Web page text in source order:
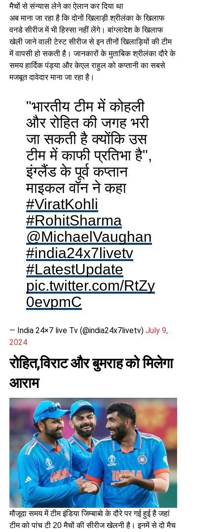
मैचों से संन्यास लेने का ऐलान कर दिया था
अब माना जा रहा है कि दोनों खिलाड़ी श्रीलंका के खिलाफ
वनडे सीरीज में भी हिस्सा नहीं लेंगे। बांग्लादेश के खिलाफ
खेली जाने वाली टेस्ट सीरीज से इन तीनों खिलाड़ियों की टीम
में वापसी हो सकती है। जानकारों के मुताबिक श्रीलंका दौरे के
समय हार्दिक पंड्या और केएल राहुल को कप्तानी का सबसे
मजबूत दावेदार माना जा रहा है।
"भारतीय टीम में कोहली
और रोहित की जगह भरी
जा सकती है क्योंकि उस
टीम में काफी प्रतिभा है",
इंग्लैंड के पूर्व कप्तान
माइकल वॉन ने कहा
#ViratKohli
#RohitSharma
@MichaelVaughan
#india24x7livetv
#LatestUpdate
pic.twitter.com/RtZy
0evpmC
— India 24×7 live Tv (@india24x7livetv) July 9,
2024
रोहित,विराट और बुमराह को मिलेगा
आराम
मौजूदा समय में टीम इंडिया जिम्बाब्वे के दौरे पर गई हुई है जहां
टीम को पांच टी 20 मैचों की सीरीज खेलनी है। इनमें से दो मैच